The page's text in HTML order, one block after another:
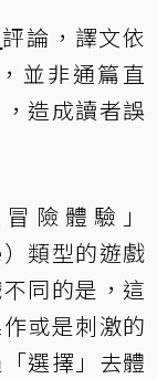
評論，譯文依
並非通篇直
造成讀者誤
險體驗」
類型的遊戲
同的是，這
或是刺激的
選擇」去體